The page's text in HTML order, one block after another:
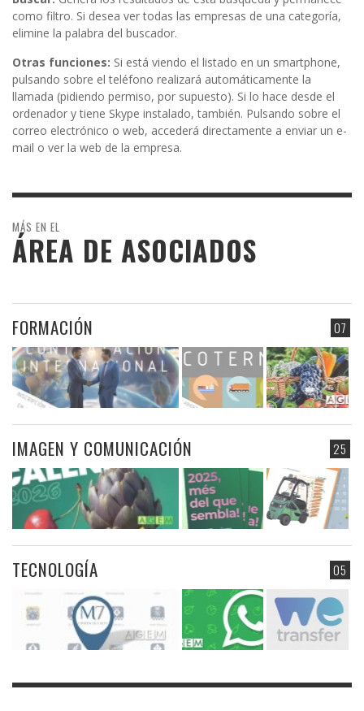
como filtro. Si desea ver todas las empresas de una categoría,
elimine la palabra del buscador.
Otras funciones: Si está viendo el listado en un smartphone,
pulsando sobre el teléfono realizará automáticamente la
llamada (pidiendo permiso, por supuesto). Si lo hace desde el
ordenador y tiene Skype instalado, también. Pulsando sobre el
correo electrónico o web, accederá directamente a enviar un e-
mail o ver la web de la empresa.
MÁS EN EL
ÁREA DE ASOCIADOS
07
FORMACIÓN
25
IMAGEN Y COMUNICACIÓN
05
TECNOLOGÍA